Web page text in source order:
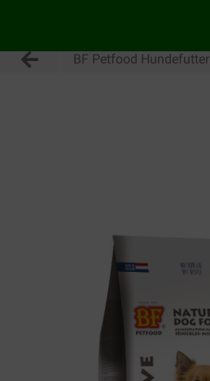
BF Petfood Hundefutter